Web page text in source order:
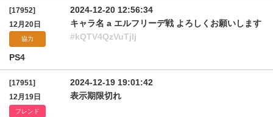
[17952]
12月20日
協力
PS4
2024-12-20 12:56:34
キャラ名 a エルフリーデ戦 よろしくお願いします
#kQTV4QzVuTjlj
[17951]
12月19日
フレンド
2024-12-19 19:01:42
表示期限切れ